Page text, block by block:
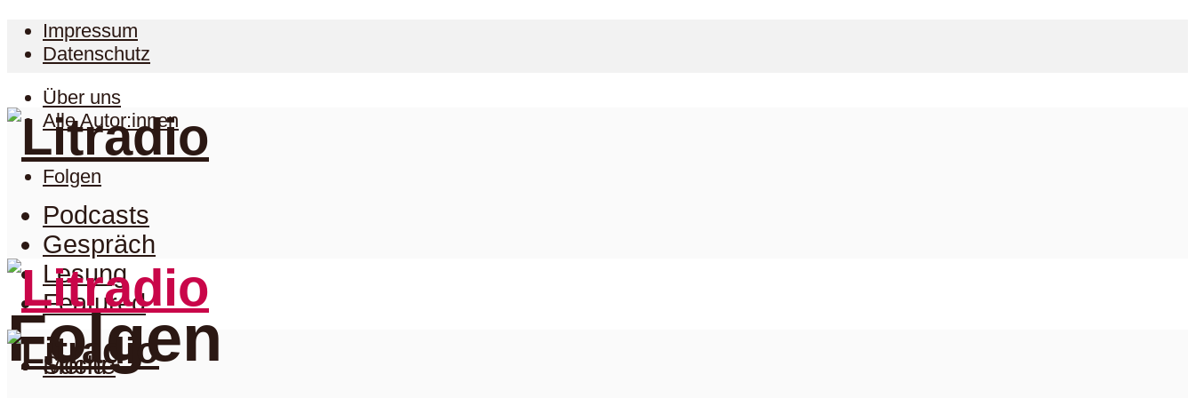
Impressum
Datenschutz
Über uns
Alle Autor:innen
Folgen
Folgen
Podcasts
Gespräch
Lesung
Featured
Menu
Suche